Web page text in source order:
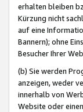
erhalten bleiben
Kürzung nicht
auf eine
Bannern); ohne
Besucher Ihrer
(b) Sie werden
anzeigen, weder
innerhalb von
Website oder